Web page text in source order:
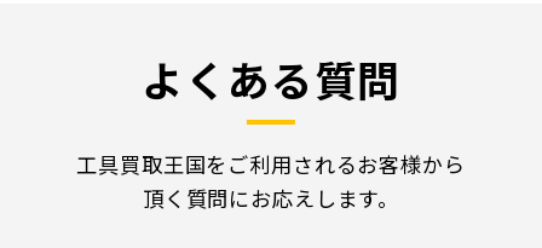
よくある質問
工具買取王国をご利用されるお客様から
頂く質問にお応えします。